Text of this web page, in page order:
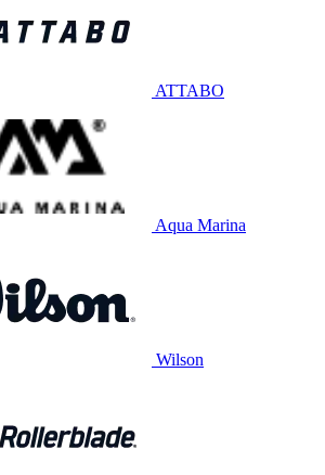
ATTABO
Aqua Marina
Wilson